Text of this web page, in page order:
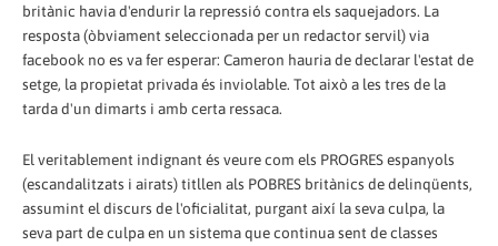
britànic havia d'endurir la repressió contra els saquejadors. La
resposta (òbviament seleccionada per un redactor servil) via
facebook no es va fer esperar: Cameron hauria de declarar l'estat de
setge, la propietat privada és inviolable. Tot això a les tres de la
tarda d'un dimarts i amb certa ressaca.
El veritablement indignant és veure com els PROGRES espanyols
(escandalitzats i airats) titllen als POBRES britànics de delinqüents,
assumint el discurs de l'oficialitat, purgant així la seva culpa, la
seva part de culpa en un sistema que continua sent de classes